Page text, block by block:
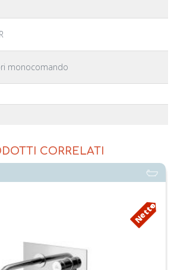
monocomando
CORRELATI
Netto